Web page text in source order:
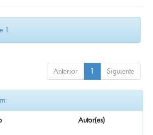
1.
Anterior 1 Siguiente
Autor(es)